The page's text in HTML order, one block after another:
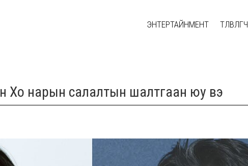
ЭНТЕРТАЙНМЕНТ ТӨЛӨВЛӨГЧ
Хо нарын салалтын шалтгаан юу вэ